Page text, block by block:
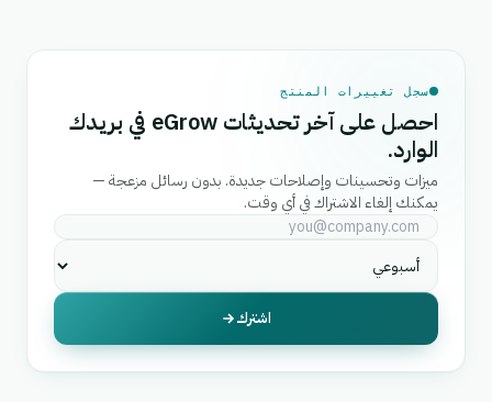
سجل تغييرات المنتج
احصل على آخر تحديثات eGrow في بريدك
الوارد.
ميزات وتحسينات وإصلاحات جديدة. بدون رسائل مزعجة —
يمكنك إلغاء الاشتراك في أي وقت.
اشترك